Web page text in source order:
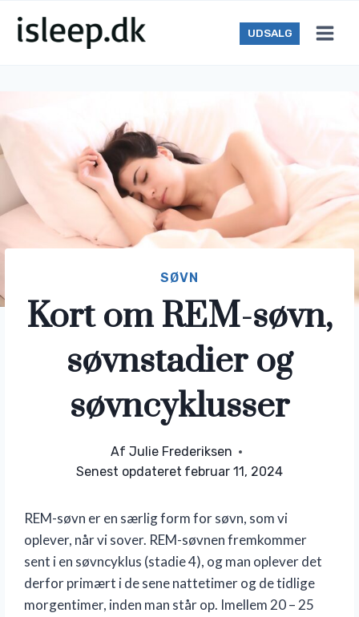
UDSALG
SØVN
Kort om REM-søvn,
søvnstadier og
søvncyklusser
Af Julie Frederiksen
Senest opdateret februar 11, 2024
REM-søvn er en særlig form for søvn, som vi
oplever, når vi sover. REM-søvnen fremkommer
sent i en søvncyklus (stadie 4), og man oplever det
derfor primært i de sene nattetimer og de tidlige
morgentimer, inden man står op. Imellem 20 – 25